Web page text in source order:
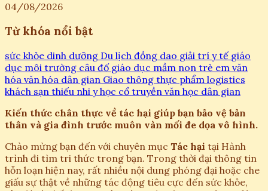
04/08/2026
Từ khóa nổi bật
sức khỏe dinh dưỡng Du lịch đồng dao giải trí y tế giáo
dục môi trường câu đố giáo dục mầm non trẻ em văn
hóa văn hóa dân gian Giao thông thực phẩm logistics
khách sạn thiếu nhi y học cổ truyền văn học dân gian
Kiến thức chân thực về tác hại giúp bạn bảo vệ bản
thân và gia đình trước muôn vàn mối đe dọa vô hình.
Chào mừng bạn đến với chuyên mục Tác hại tại Hành
trình đi tìm tri thức trong bạn. Trong thời đại thông tin
hỗn loạn hiện nay, rất nhiều nội dung phóng đại hoặc che
giấu sự thật về những tác động tiêu cực đến sức khỏe,